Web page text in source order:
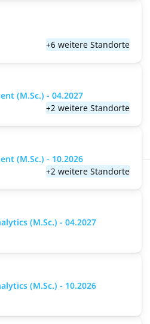
+6 weitere Standorte
(M.Sc.) - 04.2027
+2 weitere Standorte
(M.Sc.) - 10.2026
+2 weitere Standorte
(M.Sc.) - 04.2027
(M.Sc.) - 10.2026